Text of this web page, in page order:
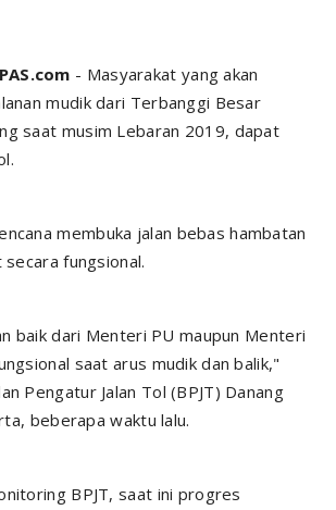
- Masyarakat yang akan
mudik dari Terbanggi Besar
saat musim Lebaran 2019, dapat
membuka jalan bebas hambatan
fungsional.
baik dari Menteri PU maupun Menteri
saat arus mudik dan balik,"
Pengatur Jalan Tol (BPJT) Danang
beberapa waktu lalu.
BPJT, saat ini progres